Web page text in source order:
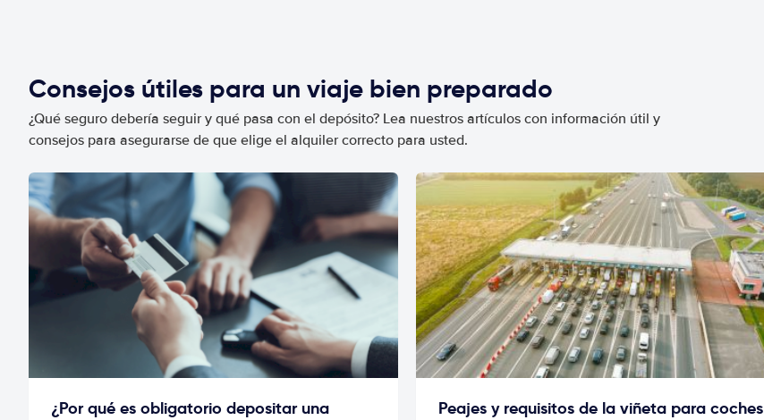
Consejos útiles para un viaje bien preparado
¿Qué seguro debería seguir y qué pasa con el depósito? Lea nuestros artículos con información útil y
consejos para asegurarse de que elige el alquiler correcto para usted.
¿Por qué es obligatorio depositar una
Peajes y requisitos de la viñeta para coches